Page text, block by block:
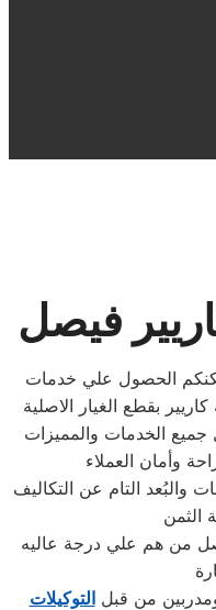
فيصل
الحصول علي خدمات
كاريير بقطع الغيار الاصلية
جميع الخدمات والمميزات
وأمان العملاء
والبُعد التام عن التكاليف
من هم علي درجة عاليه
ومدربين من قبلالتوكيلات